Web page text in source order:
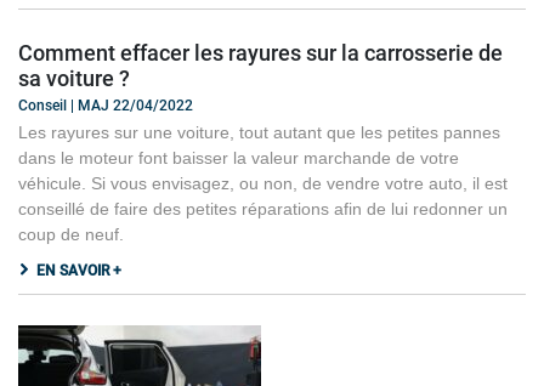
Comment effacer les rayures sur la carrosserie de
sa voiture ?
Conseil | MAJ 22/04/2022
Les rayures sur une voiture, tout autant que les petites pannes
dans le moteur font baisser la valeur marchande de votre
véhicule. Si vous envisagez, ou non, de vendre votre auto, il est
conseillé de faire des petites réparations afin de lui redonner un
coup de neuf.
EN SAVOIR +